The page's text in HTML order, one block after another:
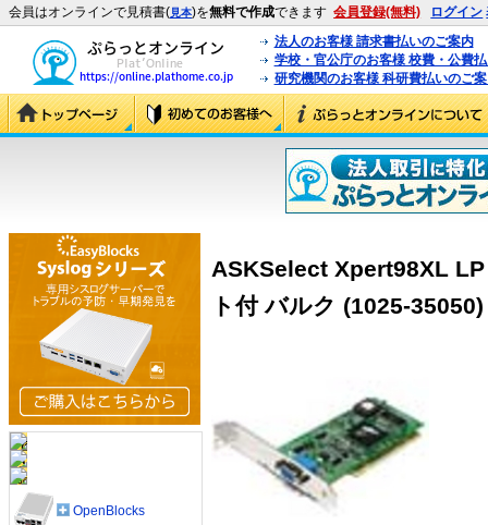
会員はオンラインで見積書(見本)を無料で作成できます 会員登録(無料) ログイン
法人のお客様 請求書払いのご案内
学校・官公庁のお客様 校費・公費
研究機関のお客様 科研費払いのご
ASKSelect Xpert98XL
ト付 バルク (1025-35050)
OpenBlocks